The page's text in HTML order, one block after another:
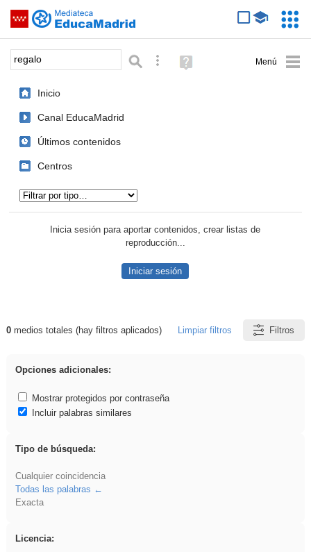
Saltar navegación
Palabra o frase: Búsqueda avanzada
Ayuda
(en
Inicio
Canal EducaMadrid
Últimos contenidos
Centros
Inicia sesión para aportar contenidos, crear listas de
reproducción...
Iniciar sesión
Resultados de: regalo
0medios totales (hay filtros aplicados) Limpiar filtros Filtros
Opciones adicionales:
Mostrar protegidos por contraseña
Incluir palabras similares
Tipo de búsqueda:
Cualquier coincidencia
Todas las palabras
Exacta
Licencia: